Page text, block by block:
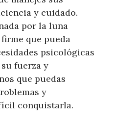
y cuidado.
por la luna
que pueda
psicológicas
fuerza y
que puedas
y
conquistarla.